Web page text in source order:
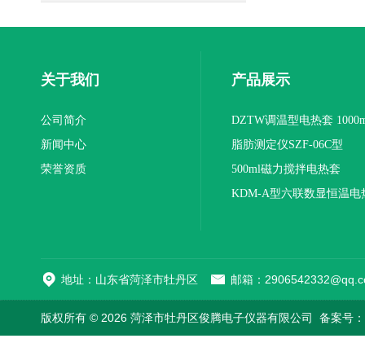
关于我们
公司简介
新闻中心
荣誉资质
产品展示
DZTW调温型电热套
联
脂肪测定仪SZF-06C型
500ml磁力搅拌电热套
KDM-A型六联数显恒温电
地址：山东省菏泽市牡丹区 邮箱：
版权所有 © 2026 菏泽市牡丹区俊腾电子仪器有限公司 备案号